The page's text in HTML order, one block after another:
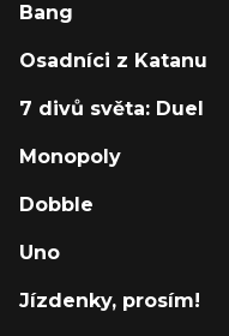
Bang
Osadníci z Katanu
7 divů světa: Duel
Monopoly
Dobble
Uno
Jízdenky, prosím!